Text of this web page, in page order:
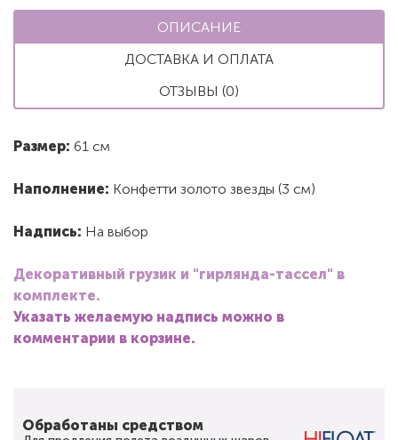
ОПИСАНИЕ
ДОСТАВКА И ОПЛАТА
ОТЗЫВЫ (0)
Размер: 61 см
Наполнение: Конфетти золото звезды (3 см)
Надпись: На выбор
Декоративный грузик и "гирлянда-тассел" в
комплекте.
Указать желаемую надпись можно в
комментарии в корзине.
Обработаны средством